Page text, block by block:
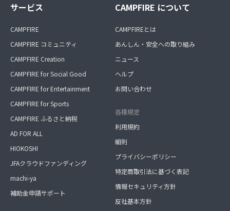
サービス
CAMPFIRE
CAMPFIRE コミュニティ
CAMPFIRE Creation
CAMPFIRE for Social Good
CAMPFIRE for Entertainment
CAMPFIRE for Sports
CAMPFIRE ふるさと納税
AD FOR ALL
HIOKOSHI
JFAクラウドファンディング
machi-ya
補助金申請サポート
CAMPFIRE について
CAMPFIREとは
あんしん・安全への取り組み
ニュース
ヘルプ
お問い合わせ
各種規定
利用規約
細則
プライバシーポリシー
特定商取引法に基づく表記
情報セキュリティ方針
反社基本方針